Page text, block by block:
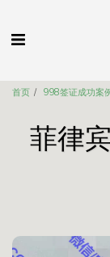
首页 998签证成功案
菲律